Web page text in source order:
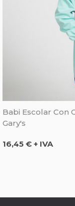
Babi Escolar Con
Gary's
Precio
16,45 € + IVA